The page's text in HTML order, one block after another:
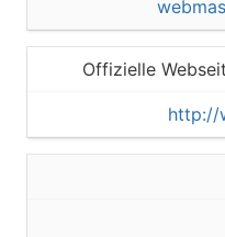
Offizielle
http://